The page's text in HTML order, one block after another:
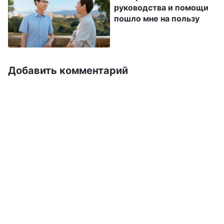
братья и сестры настроились против диакона
и стали ее третировать. На рабочих встречах
она вступала в противоборство с диаконом, и
несколько других сестер вставали на ее
руководства и помощи
пошло мне на пользу
Добавить комментарий